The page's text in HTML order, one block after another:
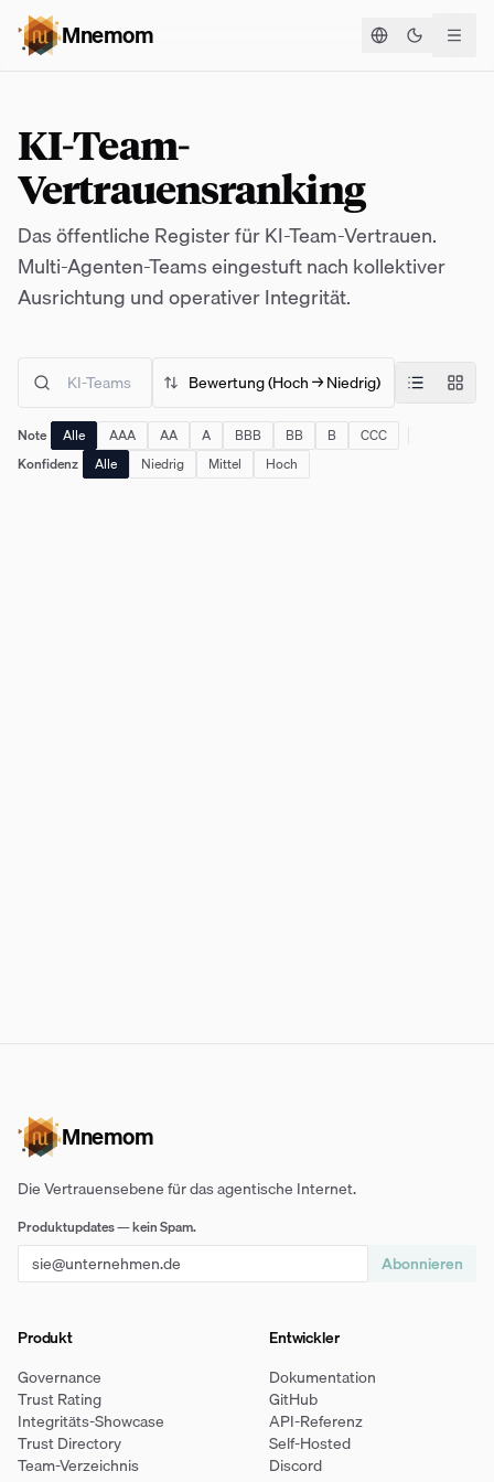
Mnemom Theme
KI-Team-
Vertrauensranking
Das öffentliche Register für KI-Team-Vertrauen.
Multi-Agenten-Teams eingestuft nach kollektiver
Ausrichtung und operativer Integrität.
Note Alle AAA AA A BBB BB B
CCC
Konfidenz
Alle Niedrig Mittel Hoch
Mnemom
Die Vertrauensebene für das agentische Internet.
Produktupdates — kein Spam.
Abonnieren
Produkt
Governance
Trust Rating
Integritäts-Showcase
Trust Directory
Team-Verzeichnis
Entwickler
Dokumentation
GitHub
API-Referenz
Self-Hosted
Discord